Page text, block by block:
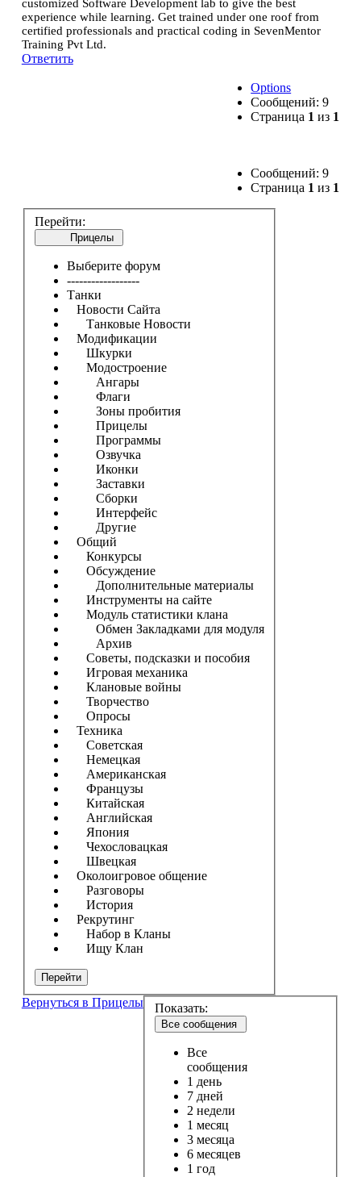
customized Software Development lab to give the best
experience while learning. Get trained under one roof from
certified professionals and practical coding in SevenMentor
Training Pvt Ltd.
Ответить
Options
Сообщений: 9
Страница 1 из 1
Сообщений: 9
Страница 1 из 1
Перейти:
Прицелы
Выберите форум
------------------
Танки
Новости Сайта
Танковые Новости
Модификации
Шкурки
Модостроение
Ангары
Флаги
Зоны пробития
Прицелы
Программы
Озвучка
Иконки
Заставки
Сборки
Интерфейс
Другие
Общий
Конкурсы
Обсуждение
Дополнительные материалы
Инструменты на сайте
Модуль статистики клана
Обмен Закладками для модуля
Архив
Советы, подсказки и пособия
Игровая механика
Клановые войны
Творчество
Опросы
Техника
Советская
Немецкая
Американская
Французы
Китайская
Английская
Япония
Чехословацкая
Швецкая
Околоигровое общение
Разговоры
История
Рекрутинг
Набор в Кланы
Ищу Клан
Перейти
Вернуться в Прицелы Показать:
Все сообщения
Все
сообщения
1 день
7 дней
2 недели
1 месяц
3 месяца
6 месяцев
1 год